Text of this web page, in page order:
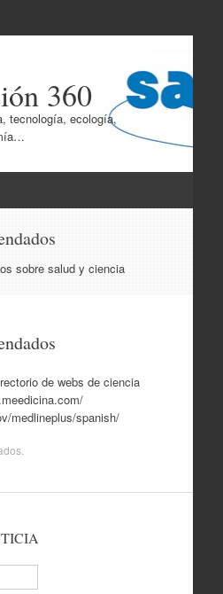
360
tecnología, ecología,
sobre salud y ciencia
de webs de ciencia
medlineplus/spanish/
.